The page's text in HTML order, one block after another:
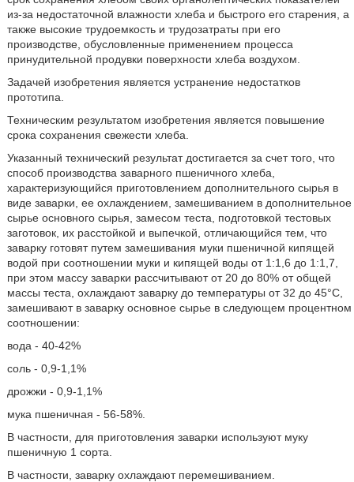
из-за недостаточной влажности хлеба и быстрого его старения, а
также высокие трудоемкость и трудозатраты при его
производстве, обусловленные применением процесса
принудительной продувки поверхности хлеба воздухом.
Задачей изобретения является устранение недостатков
прототипа.
Техническим результатом изобретения является повышение
срока сохранения свежести хлеба.
Указанный технический результат достигается за счет того, что
способ производства заварного пшеничного хлеба,
характеризующийся приготовлением дополнительного сырья в
виде заварки, ее охлаждением, замешиванием в дополнительное
сырье основного сырья, замесом теста, подготовкой тестовых
заготовок, их расстойкой и выпечкой, отличающийся тем, что
заварку готовят путем замешивания муки пшеничной кипящей
водой при соотношении муки и кипящей воды от 1:1,6 до 1:1,7,
при этом массу заварки рассчитывают от 20 до 80% от общей
массы теста, охлаждают заварку до температуры от 32 до 45°С,
замешивают в заварку основное сырье в следующем процентном
соотношении:
вода - 40-42%
соль - 0,9-1,1%
дрожжи - 0,9-1,1%
мука пшеничная - 56-58%.
В частности, для приготовления заварки используют муку
пшеничную 1 сорта.
В частности, заварку охлаждают перемешиванием.